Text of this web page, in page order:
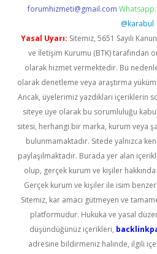
forumhizmeti@gmail.com
@karabul
Yasal Uyarı: Sitemiz, 5651 Sayılı
ve İletişim Kurumu (BTK) tarafından
olarak hizmet vermektedir. Bu
olarak denetleme veya araştırma
Ancak, üyelerimiz yazdıkları içeriklerin
siteye üye olarak bu sorumluluğu
sitesi, herhangi bir marka, kurum veya
bulunmamaktadır. Sitede yalnızca
paylaşılmaktadır. Burada yer alan
olup, gerçek kurum ve kişiler
Gerçek kurum ve kişiler ile isim
Sitemiz, kar amacı gütmeyen ve
platformudur. Hukuka ve yasal
düşündüğünüz içerikleri,
adresine bildirmeniz halinde, ilgili